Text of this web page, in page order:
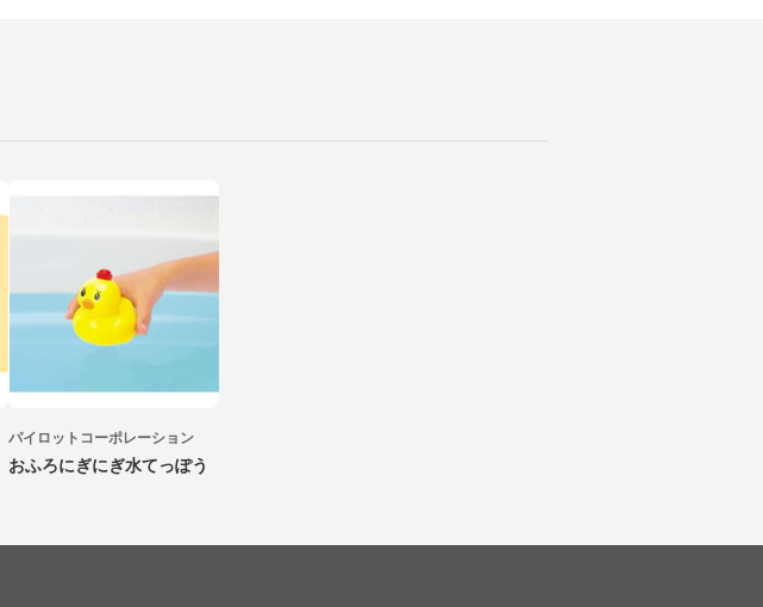
パイロットコーポレーション
おふろにぎにぎ水てっぽう